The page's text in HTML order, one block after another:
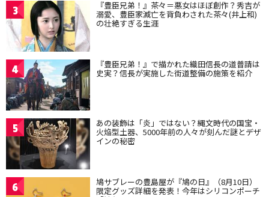
3 『豊臣兄弟！』茶々＝悪女はほぼ創作？秀吉が
溺愛、豊臣家滅亡を背負わされた茶々(井上和)
の壮絶すぎる生涯
4 『豊臣兄弟！』で描かれた織田信長の道普請は
史実？信長が実施した街道整備の施策を紹介
5 あの装飾は「炎」ではない？縄文時代の国宝・
火焔型土器、5000年前の人々が刻んだ謎とデザ
インの秘密
6 鳩サブレーの豊島屋が『鳩の日』（8月10日）
限定グッズ詳細を発表！今年はシリコンポーチ